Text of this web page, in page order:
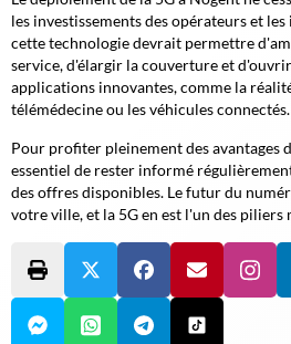
les investissements des opérateurs et
cette technologie devrait permettre
service, d'élargir la couverture et
applications innovantes, comme la
télémédecine ou les véhicules connectés.
Pour profiter pleinement des avantages
essentiel de rester informé
des offres disponibles. Le futur du
votre ville, et la 5G en est l'un des piliers